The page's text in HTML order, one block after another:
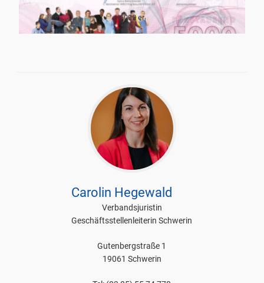
5000 er
Carolin Hegewald
Verbandsjuristin
Geschäftsstellenleiterin Schwerin
Gutenbergstraße 1
19061 Schwerin